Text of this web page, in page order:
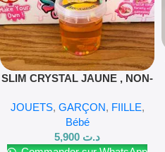
SLIM CRYSTAL JAUNE , NON-
JOUETS, GARÇON, FIILLE,
Bébé
د.ت